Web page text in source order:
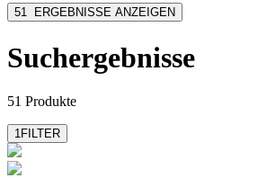
Fripa
M Line
M Paper
51 ERGEBNISSE ANZEIGEN
Suchergebnisse
51 Produkte
1FILTER